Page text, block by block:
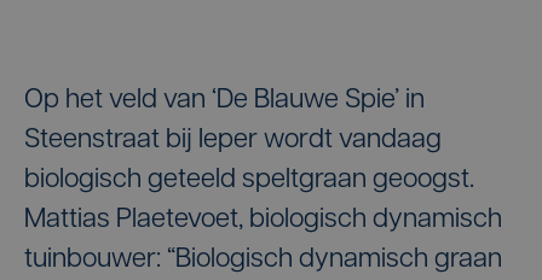
Op het veld van ‘De Blauwe Spie’ in
Steenstraat bij Ieper wordt vandaag
biologisch geteeld speltgraan geoogst.
Mattias Plaetevoet, biologisch dynamisch
tuinbouwer: “Biologisch dynamisch graan